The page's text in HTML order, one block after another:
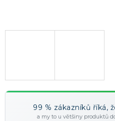
99 % zákazníků říká,
a my to u většiny produktů